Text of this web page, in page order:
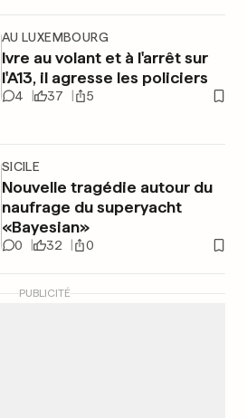
AU LUXEMBOURG
Ivre au volant et à l'arrêt sur
l'A13, il agresse les policiers
4 37 5
SICILE
Nouvelle tragédie autour du
naufrage du superyacht
«Bayesian»
0 32 0
PUBLICITÉ